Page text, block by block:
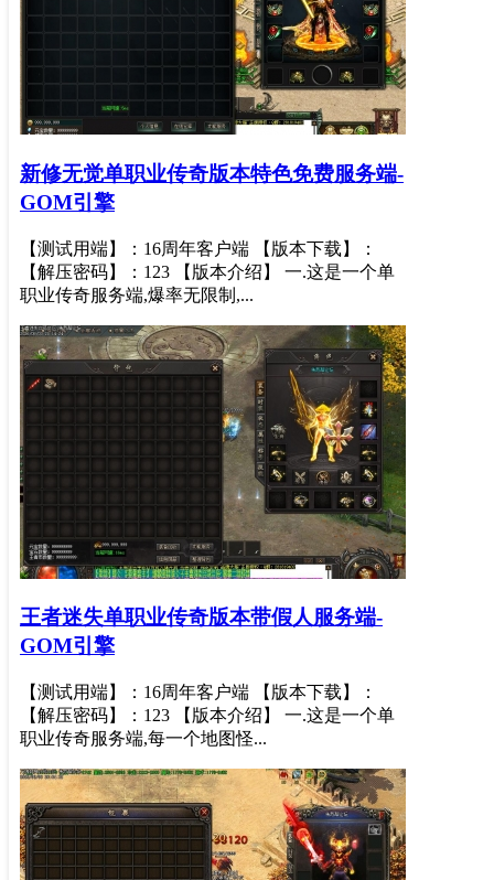
新修无觉单职业传奇版本特色免费服务端-
GOM引擎
【测试用端】：16周年客户端 【版本下载】：
【解压密码】：123 【版本介绍】 一.这是一个单
职业传奇服务端,爆率无限制,...
王者迷失单职业传奇版本带假人服务端-
GOM引擎
【测试用端】：16周年客户端 【版本下载】：
【解压密码】：123 【版本介绍】 一.这是一个单
职业传奇服务端,每一个地图怪...